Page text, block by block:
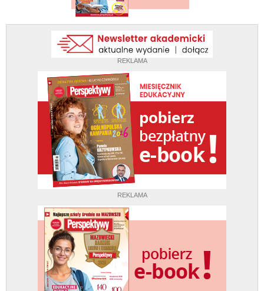
REKLAMA
REKLAMA